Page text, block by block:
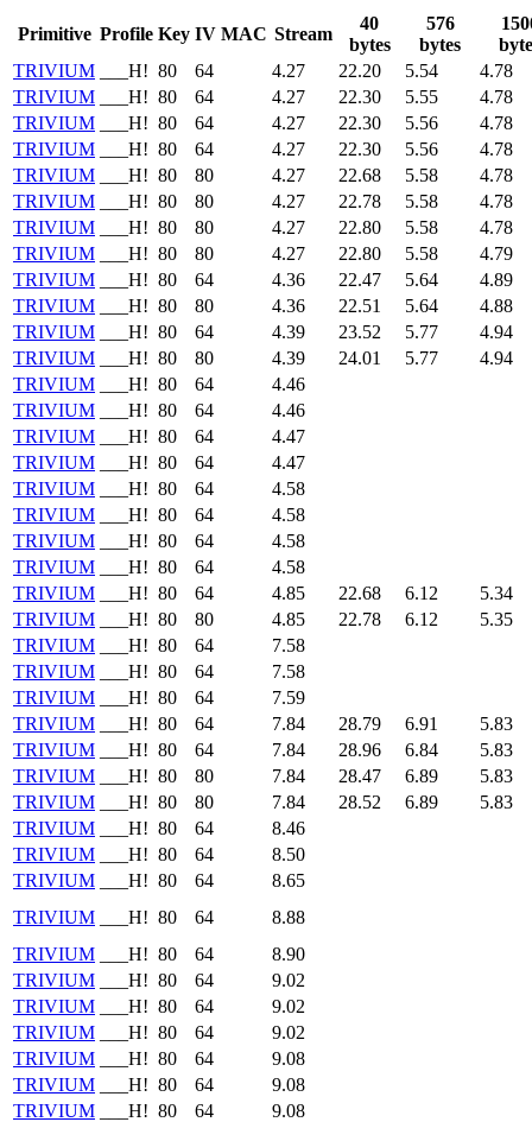
Primitive Profile Key IV MAC Stream
40
bytes
576
bytes
TRIVIUM
___H! 80 64 4.27 22.20 5.54
4.78
TRIVIUM
___H! 80 64 4.27 22.30 5.55
4.78
TRIVIUM
___H! 80 64 4.27 22.30 5.56
4.78
TRIVIUM
___H! 80 64 4.27 22.30 5.56
4.78
TRIVIUM
___H! 80 80 4.27 22.68 5.58
4.78
TRIVIUM
___H! 80 80 4.27 22.78 5.58
4.78
TRIVIUM
___H! 80 80 4.27 22.80 5.58
4.78
TRIVIUM
___H! 80 80 4.27 22.80 5.58
4.79
TRIVIUM
___H! 80 64 4.36 22.47 5.64
4.89
TRIVIUM
___H! 80 80 4.36 22.51 5.64
4.88
TRIVIUM
___H! 80 64 4.39 23.52 5.77
4.94
TRIVIUM
___H! 80 80 4.39 24.01 5.77
4.94
TRIVIUM
___H! 80 64
4.46
TRIVIUM
___H! 80 64
4.46
TRIVIUM
___H! 80 64
4.47
TRIVIUM
___H! 80 64
4.47
TRIVIUM
___H! 80 64
4.58
TRIVIUM
___H! 80 64
4.58
TRIVIUM
___H! 80 64
4.58
TRIVIUM
___H! 80 64
4.58
TRIVIUM
___H! 80 64 4.85 22.68 6.12
5.34
TRIVIUM
___H! 80 80 4.85 22.78 6.12
5.35
TRIVIUM
___H! 80 64
7.58
TRIVIUM
___H! 80 64
7.58
TRIVIUM
___H! 80 64
7.59
TRIVIUM
___H! 80 64 7.84 28.79 6.91
5.83
TRIVIUM
___H! 80 64 7.84 28.96 6.84
5.83
TRIVIUM
___H! 80 80 7.84 28.47 6.89
5.83
TRIVIUM
___H! 80 80 7.84 28.52 6.89
5.83
TRIVIUM
___H! 80 64
8.46
TRIVIUM
___H! 80 64
8.50
TRIVIUM
___H! 80 64
8.65
TRIVIUM
___H! 80 64
8.88
TRIVIUM
___H! 80 64
8.90
TRIVIUM
___H! 80 64
9.02
TRIVIUM
___H! 80 64
9.02
TRIVIUM
___H! 80 64
9.02
TRIVIUM
___H! 80 64
9.08
TRIVIUM
___H! 80 64
9.08
TRIVIUM
___H! 80 64
9.08